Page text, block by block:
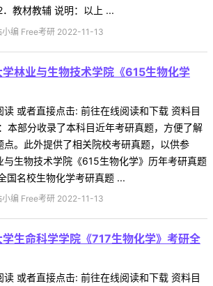
教材教辅 说明：以上 ...
小编 Free考研 2022-11-13
林业与生物技术学院《615生物化学
或者直接点击: 前往在线阅读和下载 资料目
本部分收录了本科目近年考研真题，方便了解
点。此外提供了相关院校考研真题，以供参
与生物技术学院《615生物化学》历年考研真题
国名校生物化学考研真题 ...
小编 Free考研 2022-11-13
生命科学学院《717生物化学》考研全
或者直接点击: 前往在线阅读和下载 资料目